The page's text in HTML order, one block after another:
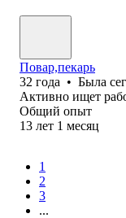
Повар,пекарь
32 года • Была
Активно ищет
Общий опыт
13 лет 1 месяц
1
2
3
...